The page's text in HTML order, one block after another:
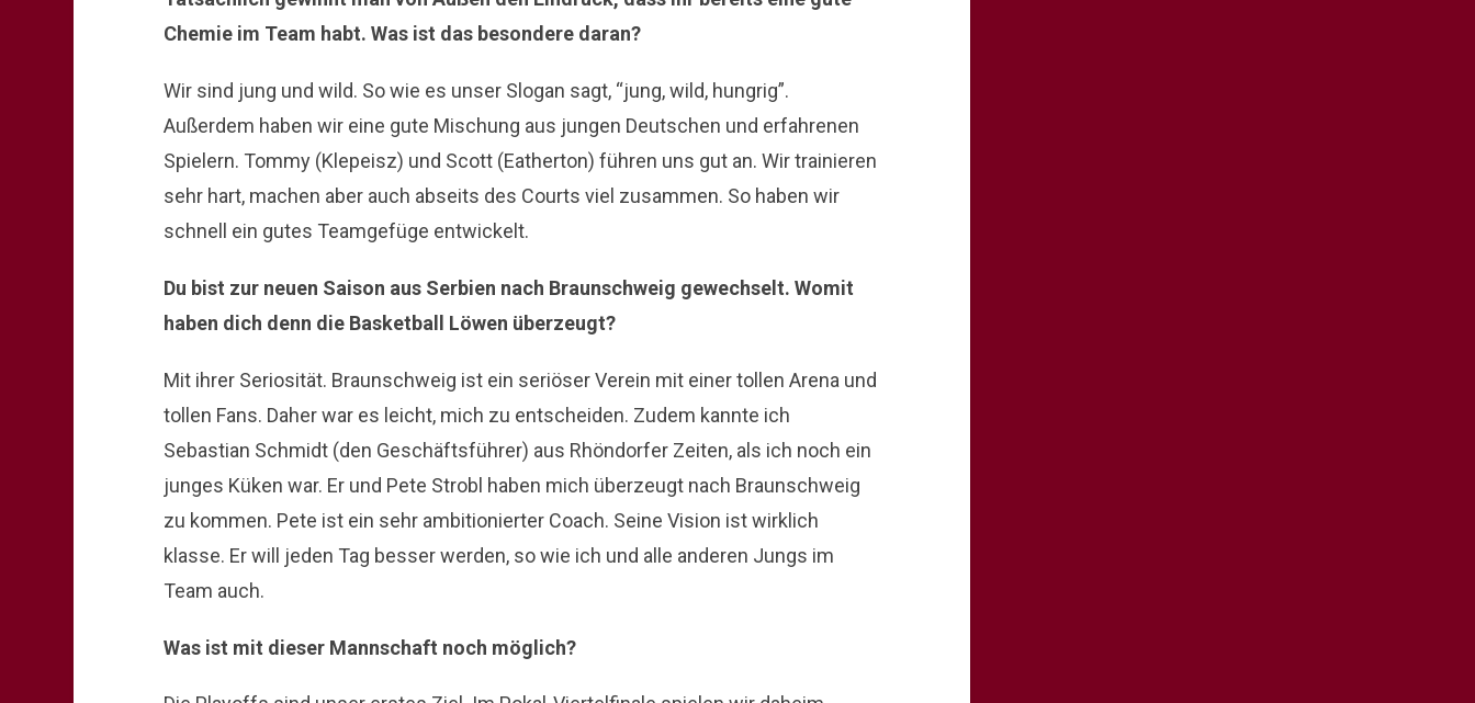
Chemie im Team habt. Was ist das besondere daran?
Wir sind jung und wild. So wie es unser Slogan sagt, “jung, wild, hungrig”.
Außerdem haben wir eine gute Mischung aus jungen Deutschen und erfahrenen
Spielern. Tommy (Klepeisz) und Scott (Eatherton) führen uns gut an. Wir trainieren
sehr hart, machen aber auch abseits des Courts viel zusammen. So haben wir
schnell ein gutes Teamgefüge entwickelt.
Du bist zur neuen Saison aus Serbien nach Braunschweig gewechselt. Womit
haben dich denn die Basketball Löwen überzeugt?
Mit ihrer Seriosität. Braunschweig ist ein seriöser Verein mit einer tollen Arena und
tollen Fans. Daher war es leicht, mich zu entscheiden. Zudem kannte ich
Sebastian Schmidt (den Geschäftsführer) aus Rhöndorfer Zeiten, als ich noch ein
junges Küken war. Er und Pete Strobl haben mich überzeugt nach Braunschweig
zu kommen. Pete ist ein sehr ambitionierter Coach. Seine Vision ist wirklich
klasse. Er will jeden Tag besser werden, so wie ich und alle anderen Jungs im
Team auch.
Was ist mit dieser Mannschaft noch möglich?